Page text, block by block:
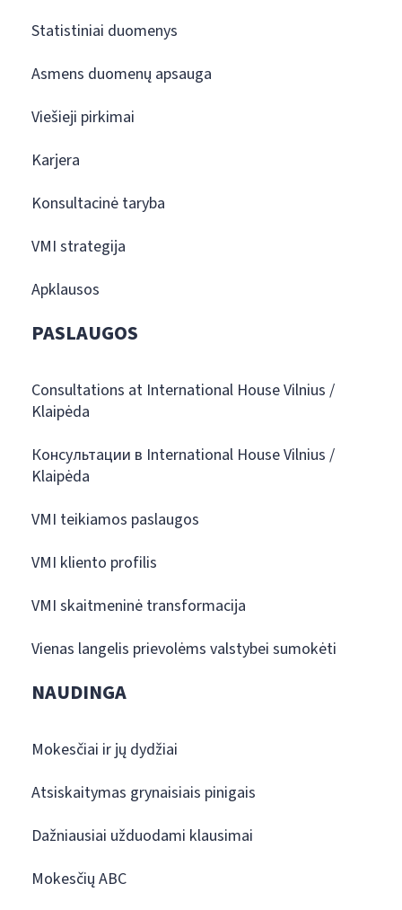
Statistiniai duomenys
Asmens duomenų apsauga
Viešieji pirkimai
Karjera
Konsultacinė taryba
VMI strategija
Apklausos
PASLAUGOS
Consultations at International House Vilnius /
Klaipėda
Консультации в International House Vilnius /
Klaipėda
VMI teikiamos paslaugos
VMI kliento profilis
VMI skaitmeninė transformacija
Vienas langelis prievolėms valstybei sumokėti
NAUDINGA
Mokesčiai ir jų dydžiai
Atsiskaitymas grynaisiais pinigais
Dažniausiai užduodami klausimai
Mokesčių ABC